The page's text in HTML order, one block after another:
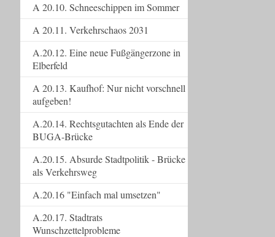
A 20.10. Schneeschippen im Sommer
A 20.11. Verkehrschaos 2031
A.20.12. Eine neue Fußgängerzone in
Elberfeld
A 20.13. Kaufhof: Nur nicht vorschnell
aufgeben!
A.20.14. Rechtsgutachten als Ende der
BUGA-Brücke
A.20.15. Absurde Stadtpolitik - Brücke
als Verkehrsweg
A.20.16 "Einfach mal umsetzen"
A.20.17. Stadtrats
Wunschzettelprobleme